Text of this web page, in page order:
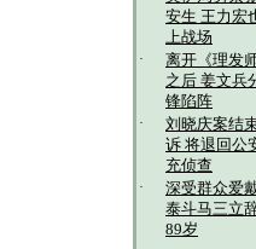
安生 王力宏
上战场
·
离开《理发
之后 姜文兵
锋陷阵
·
刘晓庆案结
诉 将退回公
充侦查
·
深受群众爱
泰斗马三立
89岁